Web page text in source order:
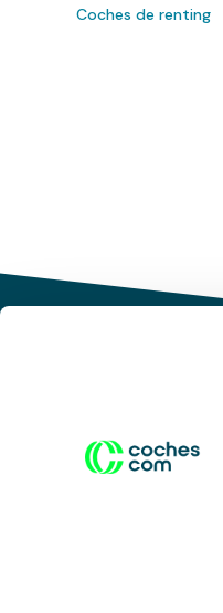
Coches de renting
Conduce tu
desata tu